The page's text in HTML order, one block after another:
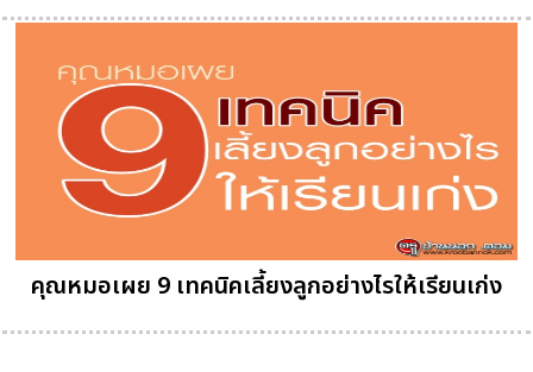
คุณหมอเผย 9 เทคนิคเลี้ยงลูกอย่างไรให้เรียนเก่ง